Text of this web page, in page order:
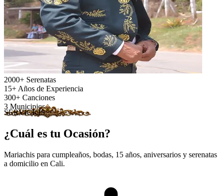
2000+ Serenatas
15+Años de Experiencia
300+ Canciones
3 Municipios
SERVICIOS
¿Cuál es tu Ocasión?
Mariachis para cumpleaños, bodas, 15 años, aniversarios y serenatas
a domicilio en Cali.